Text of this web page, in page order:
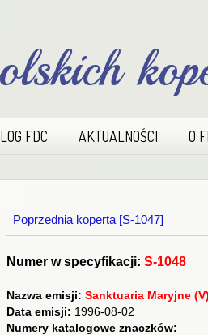
FDC AKTUALNOŚCI O
Poprzednia koperta [S-1047]
Numer w specyfikacji: S-1048
Nazwa emisji: Sanktuaria Maryjne
Data emisji: 1996-08-02
Numery katalogowe znaczków: